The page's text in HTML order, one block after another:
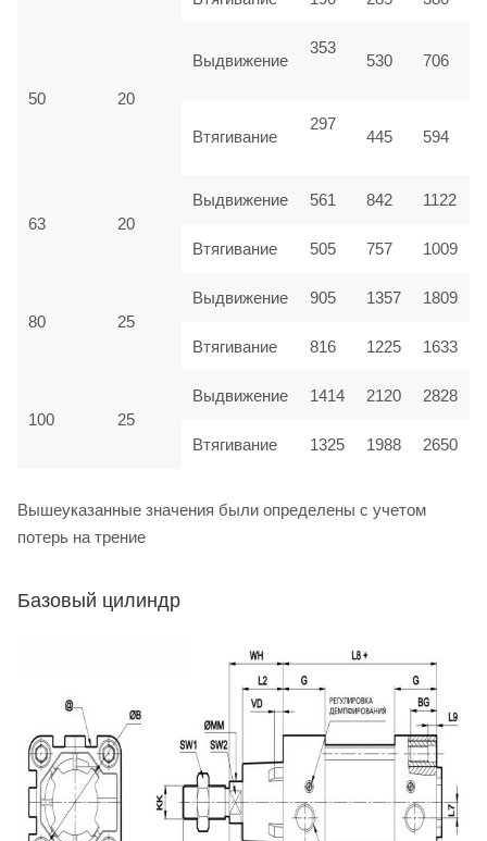
50 20
Выдвижение
353
530 706
Втягивание
297
445 594
63 20
Выдвижение 561 842 1122
Втягивание 505 757 1009
80 25
Выдвижение 905 1357 1809
Втягивание 816 1225 1633
100 25
Выдвижение 1414 2120 2828
Втягивание 1325 1988 2650
Вышеуказанные значения были определены с учетом
потерь на трение
Базовый цилиндр